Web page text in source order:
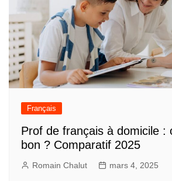
Français
Prof de français à domicile :
bon ? Comparatif 2025
Romain Chalut mars 4, 2025